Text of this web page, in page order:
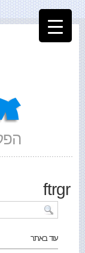
ftrgr
עוד באתר